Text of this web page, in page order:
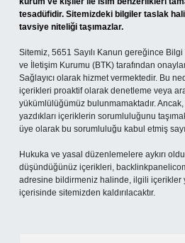
tesadüfidir. Sitemizdeki bilgiler taslak
tavsiye niteliği taşımazlar.
Sitemiz, 5651 Sayılı Kanun gereğince
ve İletişim Kurumu (BTK) tarafından
Sağlayıcı olarak hizmet vermektedir. Bu
içerikleri proaktif olarak denetleme veya
yükümlülüğümüz bulunmamaktadır.
yazdıkları içeriklerin sorumluluğunu
üye olarak bu sorumluluğu kabul etmiş
Hukuka ve yasal düzenlemelere aykırı
düşündüğünüz içerikleri,
adresine bildirmeniz halinde, ilgili içerikler
içerisinde sitemizden kaldırılacaktır.